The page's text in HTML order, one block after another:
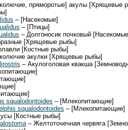
пряморотые] акулы [Хрящевые
– [Насекомые]
– [Птицы]
– Долгоносик почковый
[Хрящевые рыбы]
[Костные рыбы]
акулки [Хрящевые рыбы]
– Акулоголовая квакша
squalodontoides – [Млекопитающие]
squalodontoides – [Млекопитающие]
[Костные рыбы]
– Желтоточечная червяга